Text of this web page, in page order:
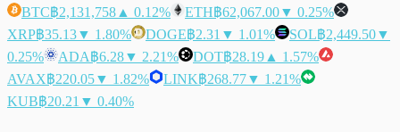
BTC฿2,131,758 ▲ 0.12% ETH฿62,067.00▼ 0.25%
XRP฿35.13▼ 1.80% DOGE฿2.31 ▼ 1.01% SOL฿2,449.50▼
0.25%
ADA฿6.28▼ 2.21% DOT฿28.19 ▲ 1.57%
AVAX฿220.05▼ 1.82% LINK฿268.77▼ 1.21%
KUB฿20.21 ▼ 0.40%